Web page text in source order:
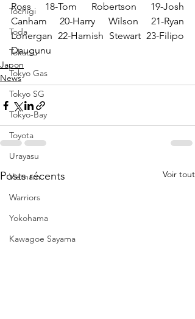
Tochigi
Toda
Tokatsu
Tokyo Gas
Tokyo SG
Tokyo-Bay
Toyota
Urayasu
Vietnam
Warriors
Yokohama
Kawagoe Sayama
Ross 18-Tom Robertson 19-Josh
Canham 20-Harry Wilson 21-Ryan
Lonergan 22-Hamish Stewart 23-Filipo
Daugunu
Japon
News
Posts récents Voir tout